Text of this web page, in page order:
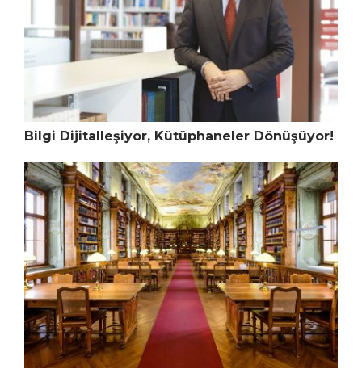
Bilgi Dijitalleşiyor, Kütüphaneler Dönüşüyor!